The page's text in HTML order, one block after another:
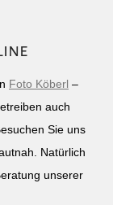
Foto Köberl –
auch
Sie uns
Natürlich
unserer